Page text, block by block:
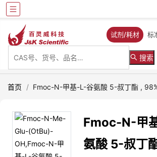
试剂/耗材 标
搜索
首页 / Fmoc-N-甲基-L-谷氨酸 5-叔丁酯 ,
Fmoc-N-甲
氨酸 5-叔丁